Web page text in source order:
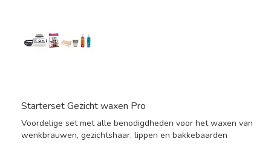
Starterset Gezicht waxen Pro
Voordelige set met alle benodigdheden voor het waxen van
wenkbrauwen, gezichtshaar, lippen en bakkebaarden